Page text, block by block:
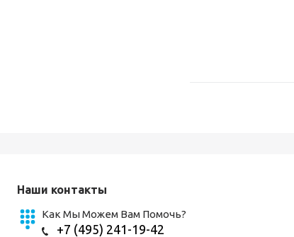
Наши контакты
Как Мы Можем Вам Помочь?
+7 (495) 241-19-42